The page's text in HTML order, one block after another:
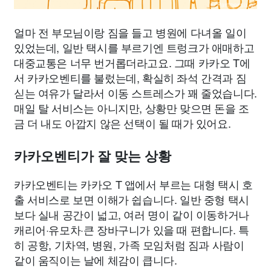
얼마 전 부모님이랑 짐을 들고 병원에 다녀올 일이
있었는데, 일반 택시를 부르기엔 트렁크가 애매하고
대중교통은 너무 번거롭더라고요. 그때 카카오 T에
서 카카오벤티를 불렀는데, 확실히 좌석 간격과 짐
싣는 여유가 달라서 이동 스트레스가 꽤 줄었습니다.
매일 탈 서비스는 아니지만, 상황만 맞으면 돈을 조
금 더 내도 아깝지 않은 선택이 될 때가 있어요.
카카오벤티가 잘 맞는 상황
카카오벤티는 카카오 T 앱에서 부르는 대형 택시 호
출 서비스로 보면 이해가 쉽습니다. 일반 중형 택시
보다 실내 공간이 넓고, 여러 명이 같이 이동하거나
캐리어·유모차·큰 장바구니가 있을 때 편합니다. 특
히 공항, 기차역, 병원, 가족 모임처럼 짐과 사람이
같이 움직이는 날에 체감이 큽니다.